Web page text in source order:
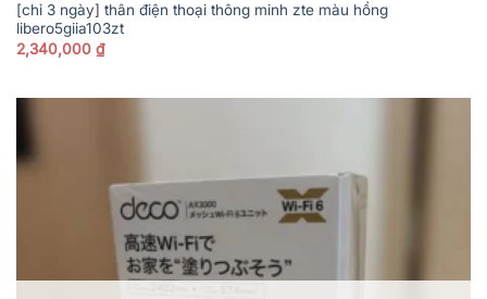
[chỉ 3 ngày] thân điện thoại thông minh zte màu hồng
libero5giia103zt
2,340,000 ₫